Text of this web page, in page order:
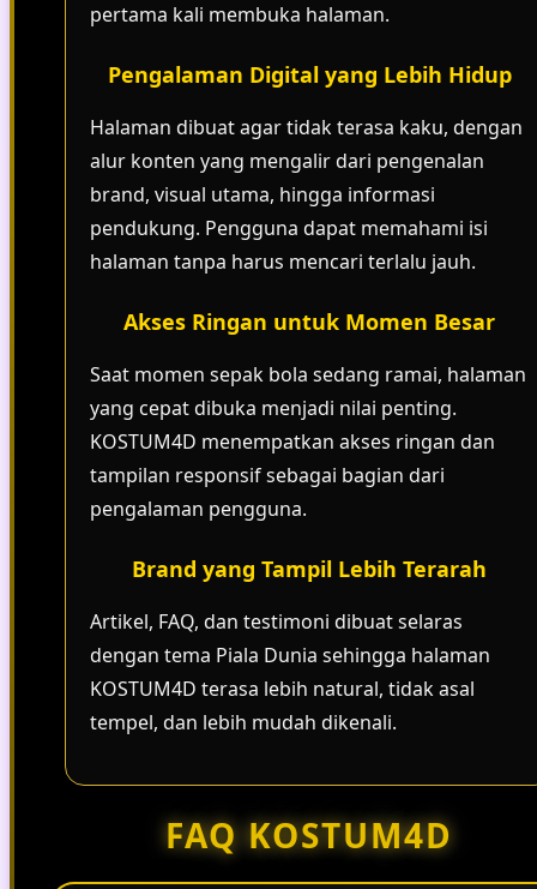
pertama kali membuka halaman.
Pengalaman Digital yang Lebih Hidup
Halaman dibuat agar tidak terasa kaku, dengan
alur konten yang mengalir dari pengenalan
brand, visual utama, hingga informasi
pendukung. Pengguna dapat memahami isi
halaman tanpa harus mencari terlalu jauh.
Akses Ringan untuk Momen Besar
Saat momen sepak bola sedang ramai, halaman
yang cepat dibuka menjadi nilai penting.
KOSTUM4D menempatkan akses ringan dan
tampilan responsif sebagai bagian dari
pengalaman pengguna.
Brand yang Tampil Lebih Terarah
Artikel, FAQ, dan testimoni dibuat selaras
dengan tema Piala Dunia sehingga halaman
KOSTUM4D terasa lebih natural, tidak asal
tempel, dan lebih mudah dikenali.
FAQ KOSTUM4D